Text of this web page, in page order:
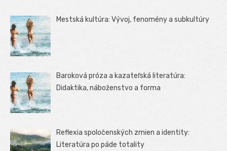
Mestská kultúra: Vývoj, fenomény a subkultúry
Baroková próza a kazateľská literatúra:
Didaktika, náboženstvo a forma
Reflexia spoločenských zmien a identity:
Literatúra po páde totality